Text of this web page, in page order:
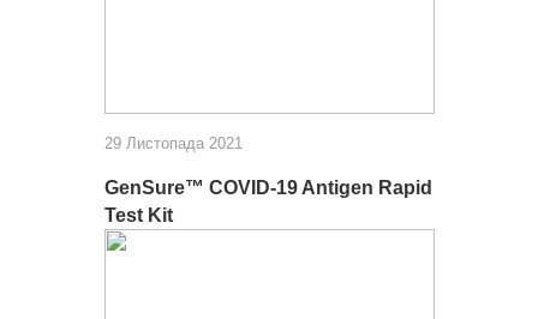
29 Листопада 2021
GenSure™ COVID-19 Antigen Rapid
Test Kit